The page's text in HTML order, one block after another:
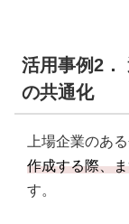
活用事例2．
の共通化
上場企業のあ
作成する際、
す。